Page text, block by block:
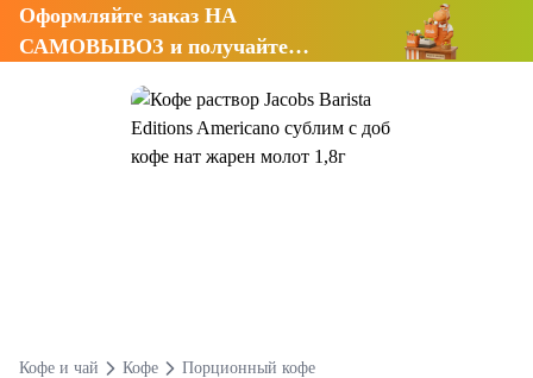
Оформляйте заказ НА
САМОВЫВОЗ и получайте
Кофе и чай Кофе Порционный кофе